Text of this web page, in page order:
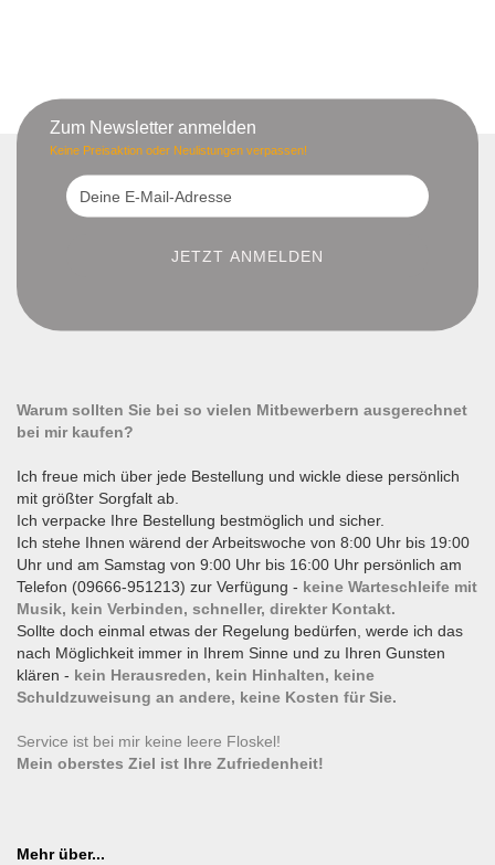
Zum Newsletter anmelden
Keine Preisaktion oder Neulistungen verpassen!
Warum sollten Sie bei so vielen Mitbewerbern ausgerechnet
bei mir kaufen?
Ich freue mich über jede Bestellung und wickle diese persönlich
mit größter Sorgfalt ab.
Ich verpacke Ihre Bestellung bestmöglich und sicher.
Ich stehe Ihnen wärend der Arbeitswoche von 8:00 Uhr bis 19:00
Uhr und am Samstag von 9:00 Uhr bis 16:00 Uhr persönlich am
Telefon (09666-951213) zur Verfügung - keine Warteschleife mit
Musik, kein Verbinden, schneller, direkter Kontakt.
Sollte doch einmal etwas der Regelung bedürfen, werde ich das
nach Möglichkeit immer in Ihrem Sinne und zu Ihren Gunsten
klären - kein Herausreden, kein Hinhalten, keine
Schuldzuweisung an andere, keine Kosten für Sie.
Service ist bei mir keine leere Floskel!
Mein oberstes Ziel ist Ihre Zufriedenheit!
Mehr über...